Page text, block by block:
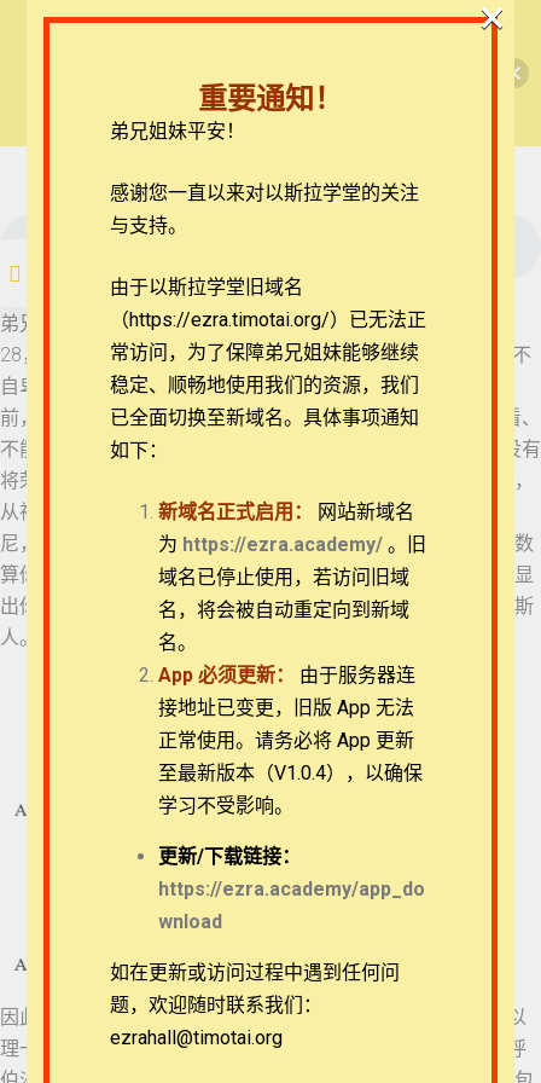
ezrahall@timotai.org
首页 每日读经/灵修 【西罗亚池灵修】但以理书
但以理书每日灵修
35 但以理书 5:22-28
36 但以理书 5:29-6:2
37 但以理书 6:3-5
38 但以理书 6:6-10
39 但以理书 6:11-14
40 但以理书 6:15-18
41 但以理书 6:19-22
42 但以理书 6:23-24
43 但以理书 6:25-28
44 但以理书 7:1-6
45 但以理书 7:7-10
弟兄姐妹平安。我们今天一起来思想的经文是但以理书5:22-
28，22 伯沙撒啊，你是他的儿子，你虽知道这一切，你心仍不
自卑， 23 竟向天上的主自高，使人将他殿中的器皿拿到你面
前，你和大臣、皇后、妃嫔用这器皿饮酒。你又赞美那不能看、
不能听、无知无识、金、银、铜、铁、木、石所造的神，却没有
将荣耀归与那手中有你气息，管理你一切行动的神。 24 因此，
从神那里显出指头来写这文字。 25 所写的文字是：弥尼，弥
尼，提客勒，乌法珥新。 26 讲解是这样：弥尼，就是神已经数
算你国的年日到此完毕； 27 提客勒，就是你被称在天平里，显
出你的亏欠； 28 毘勒斯，就是你的国分裂，归与玛代人和波斯
人。” 但以理书第2章至第7章呈现出以下的交错结构：
(第2章) – 尼布甲尼撒的梦：四个王国被第五个替代
(第3章) – 三个同伴在烈火的窑中
(第4章) – 但以理为尼布甲尼撒解梦
因此，尼布甲尼撒与伯沙撒是这个交错结构核心的对比。 但以
理一直以尼布甲尼撒的“儿子”（原文可以理解为“后裔”）来称呼
团体报名及课程定制咨询：ezrahall@timotai.org
退换政策
隐私策略
联系我们
Copyright © 2022-2026 Timothy Training International,
重要通知！
弟兄姐妹平安！
感谢您一直以来对以斯拉学堂的关注
与支持。
由于以斯拉学堂旧域名
（https://ezra.timotai.org/）已无法正
常访问， 为了保障弟兄姐妹能够继续
稳定、顺畅地使用我们的资源，我们
已全面切换至新域名。具体事项通知
如下：
新域名正式启用：
网站新域名
为 https://ezra.academy/ 。旧
域名已停止使用，若访问旧域
名，将会被自动重定向到新域
名。
App必须更新：
由于服务器连
接地址已变更，旧版 App 无法
正常使用。请务必将 App 更新
至最新版本（V1.0.4），以确保
学习不受影响。
更新/下载链接：
https://ezra.academy/app_do
wnload
如在更新或访问过程中遇到任何问
题，欢迎随时联系我们：
ezrahall@timotai.org
×
查看课程